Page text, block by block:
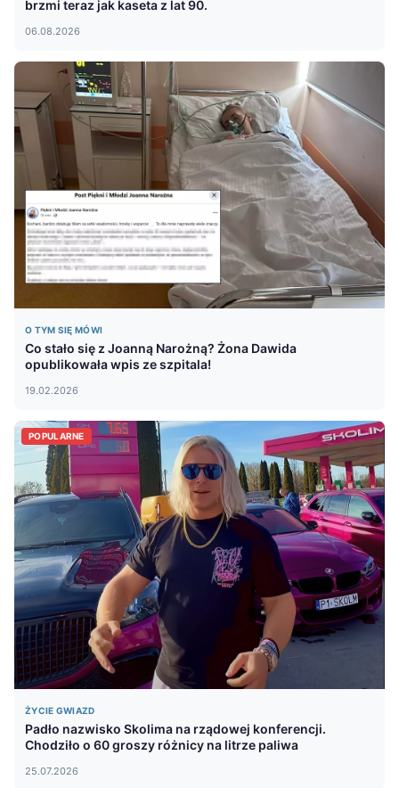
brzmi teraz jak kaseta z lat 90.
06.08.2026
O TYM SIĘ MÓWI
Co stało się z Joanną Narożną? Żona Dawida
opublikowała wpis ze szpitala!
19.02.2026
POPULARNE
ŻYCIE GWIAZD
Padło nazwisko Skolima na rządowej konferencji.
Chodziło o 60 groszy różnicy na litrze paliwa
25.07.2026